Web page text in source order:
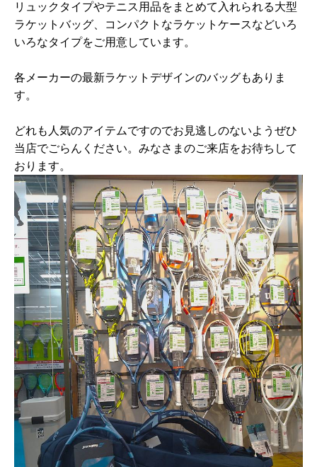
リュックタイプやテニス用品をまとめて入れられる大型
ラケットバッグ、コンパクトなラケットケースなどいろ
いろなタイプをご用意しています。
各メーカーの最新ラケットデザインのバッグもありま
す。
どれも人気のアイテムですのでお見逃しのないようぜひ
当店でごらんください。みなさまのご来店をお待ちして
おります。